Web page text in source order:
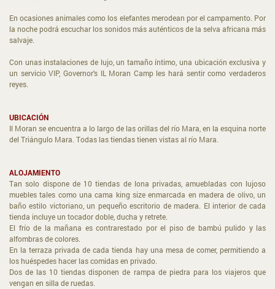
En ocasiones animales como los elefantes merodean por el campamento. Por
la noche podrá escuchar los sonidos más auténticos de la selva africana más
salvaje.
Con unas instalaciones de lujo, un tamaño íntimo, una ubicación exclusiva y
un servicio VIP, Governor's IL Moran Camp les hará sentir como verdaderos
reyes.
UBICACIÓN
Il Moran se encuentra a lo largo de las orillas del río Mara, en la esquina norte
del Triángulo Mara. Todas las tiendas tienen vistas al río Mara.
ALOJAMIENTO
Tan solo dispone de 10 tiendas de lona privadas, amuebladas con lujoso
muebles tales como una cama king size enmarcada en madera de olivo, un
baño estilo victoriano, un pequeño escritorio de madera. El interior de cada
tienda incluye un tocador doble, ducha y retrete.
El frío de la mañana es contrarestado por el piso de bambú pulido y las
alfombras de colores.
En la terraza privada de cada tienda hay una mesa de comer, permitiendo a
los huéspedes hacer las comidas en privado.
Dos de las 10 tiendas disponen de rampa de piedra para los viajeros que
vengan en silla de ruedas.